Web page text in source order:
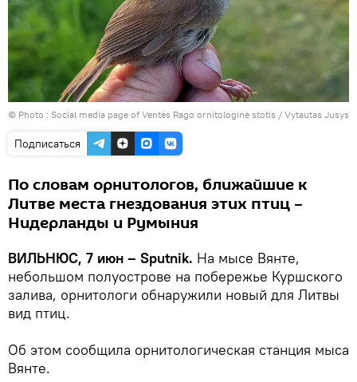
© Photo : Social media page of Ventės Rago ornitologinė stotis / Vytautas Jusys
Подписаться
По словам орнитологов, ближайшие к
Литве места гнездования этих птиц –
Нидерланды и Румыния
ВИЛЬНЮС, 7 июн – Sputnik. На мысе Вянте,
небольшом полуострове на побережье Куршского
залива, орнитологи обнаружили новый для Литвы
вид птиц.
Об этом сообщила орнитологическая станция мыса
Вянте.